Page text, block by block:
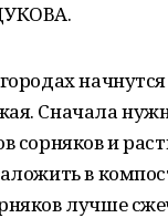
Сначала
сорняков и
в
лучше